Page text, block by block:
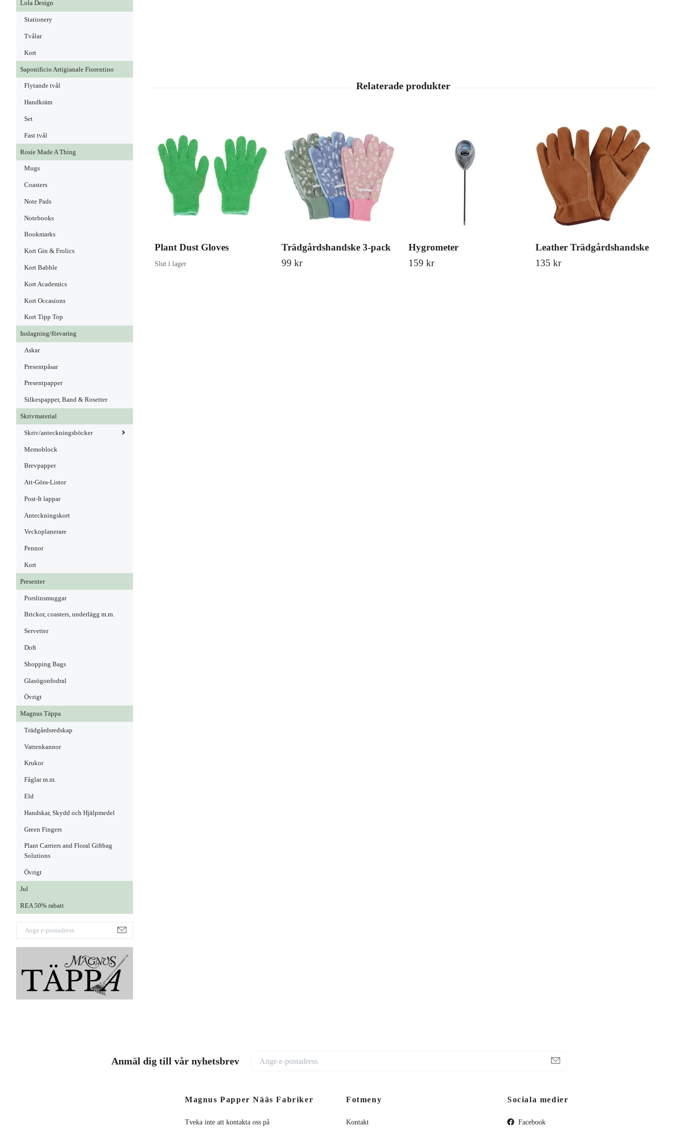
Lola Design
Stationery
Tvålar
Kort
Saponificio Artigianale Fiorentino
Flytande tvål
Handkräm
Set
Fast tvål
Rosie Made A Thing
Mugs
Coasters
Note Pads
Notebooks
Bookmarks
Kort Gin & Frolics
Kort Babble
Kort Academics
Kort Occasions
Kort Tipp Top
Inslagning/förvaring
Askar
Presentpåsar
Presentpapper
Silkespapper, Band & Rosetter
Skrivmaterial
Skriv/anteckningsböcker
Memoblock
Brevpapper
Att-Göra-Listor
Post-It lappar
Anteckningskort
Veckoplanerare
Pennor
Kort
Presenter
Porslinsmuggar
Brickor, coasters, underlägg m.m.
Servetter
Doft
Shopping Bags
Glasögonfodral
Övrigt
Magnus Täppa
Trädgårdsredskap
Vattenkannor
Krukor
Fåglar m.m.
Eld
Handskar, Skydd och Hjälpmedel
Green Fingers
Plant Carriers and Floral Giftbag
Solutions
Övrigt
Jul
REA 50% rabatt
Plant Dust Gloves
Slut i lager
Trädgårdshandske 3-pack
99 kr
Hygrometer
159 kr
Leather Trädgårdshandske
135 kr
Anmäl dig till vår nyhetsbrev
Magnus Papper Nääs Fabriker
Tveka inte att kontakta oss på
Fotmeny
Kontakt
Sociala medier
Facebook